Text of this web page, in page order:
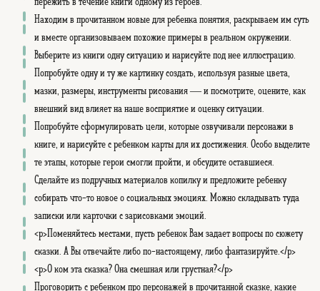
Находим в прочитанном новые для ребенка понятия, раскрываем им суть
и вместе организовываем похожие примеры в реальном окружении.
Выберите из книги одну ситуацию и нарисуйте под нее иллюстрацию.
Попробуйте одну и ту же картинку создать, используя разные цвета,
мазки, размеры, инструменты рисования — и посмотрите, оцените, как
внешний вид влияет на наше восприятие и оценку ситуации.
Попробуйте сформулировать цели, которые озвучивали персонажи в
книге, и нарисуйте с ребенком карты для их достижения. Особо выделите
те этапы, которые герои смогли пройти, и обсудите оставшиеся.
Сделайте из подручных материалов копилку и предложите ребенку
собирать что-то новое о социальных эмоциях. Можно складывать туда
записки или карточки с зарисовками эмоций.
<p>Поменяйтесь местами, пусть ребенок Вам задает вопросы по сюжету
сказки. А Вы отвечайте либо по-настоящему, либо фантазируйте.</p>
<p>О ком эта сказка? Она смешная или грустная?</p>
Проговорить с ребенком про персонажей в прочитанной сказке, какие